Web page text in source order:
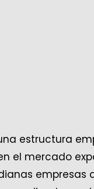
estructura
el mercado
empresas